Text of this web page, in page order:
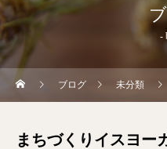
-
ブログ 未分類
まちづくりイスヨー